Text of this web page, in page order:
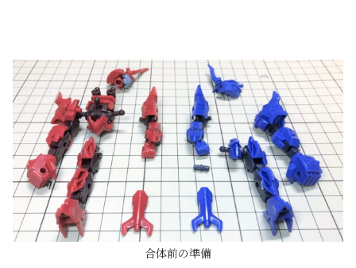
合体前の準備